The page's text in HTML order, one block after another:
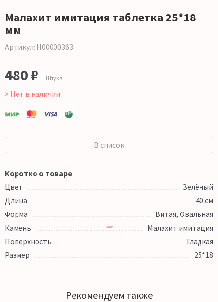
Малахит имитация таблетка 25*18
мм
Артикул: Н00000363
480 ₽ Штука
× Нет в наличии
В список
Коротко о товаре
Цвет
Зелёный
Длина
40 см
Форма
Витая, Овальная
Камень
Малахит имитация
Поверхность
Гладкая
Размер
25*18
Рекомендуем также